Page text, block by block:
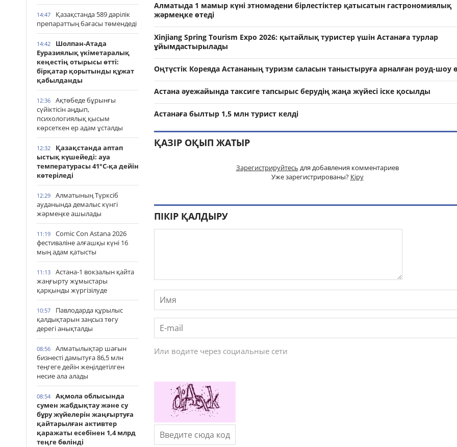
14:47
Қазақстанда 589 дәрілік
препараттың бағасы төмендеді
14:42
Шолпан-Атада
Еуразиялық үкіметаралық
кеңестің отырысы өтті:
бірқатар қорытынды құжат
қабылданды
12:36
Ақтөбеде бұрынғы
сүйіктісін аңдып,
психологиялық қысым
көрсеткен ер адам ұсталды
12:32
Қазақстанда аптап
ыстық күшейеді: ауа
температурасы 41°С-қа дейін
көтеріледі
12:29
Алматының Түрксіб
ауданында демалыс күнгі
жәрмеңке ашылады
11:19
Comic Con Astana 2026
фестиваліне алғашқы күні 16
мың адам қатысты
11:13
Астана-1 вокзалын қайта
жаңғырту жұмыстары
қарқынды жүргізілуде
10:57
Павлодарда құрылыс
қалдықтарын заңсыз төгу
дерегі анықталды
08:56
Алматылықтар шағын
бизнесті дамытуға 86,5 млн
теңгеге дейін жеңілдетілген
несие ала алады
08:54
Ақмола облысында
сумен жабдықтау және су
бұру жүйелерін жаңғыртуға
қайтарылған активтер
қаражаты есебінен 1,4 млрд
теңге бөлінді
Алматыда 1 мамыр күні этномәдени бірлестіктер қатысатын гастрономиялық
жәрмеңке өтеді
Xinjiang Spring Tourism Expo 2026: қытайлық туристер үшін Астанаға турлар
ұйымдастырылады
Оңтүстік Кореяда Астананың туризм саласын таныстыруға арналған роуд-шоу
Астана әуежайында таксиге тапсырыс берудің жаңа жүйесі іске қосылды
Астанаға былтыр 1,5 млн турист келді
ҚАЗІР ОҚЫП ЖАТЫР
Зарегистрируйтесь для добавления комментариев
Уже зарегистрированы? Кіру
ПІКІР ҚАЛДЫРУ
Или водите через социальные сети